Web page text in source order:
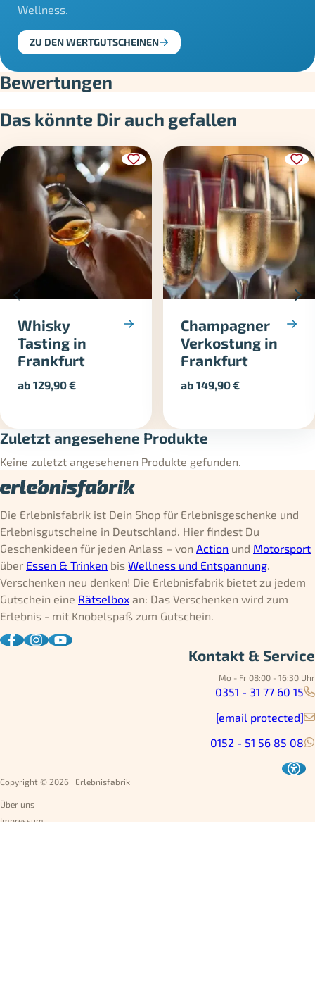
Wellness.
ZU DEN WERTGUTSCHEINEN
Bewertungen
Das könnte Dir auch gefallen
Whisky
Tasting in
Frankfurt
ab129,90€
Champagner
Verkostung in
Frankfurt
ab149,90€
Zuletzt angesehene Produkte
Keine zuletzt angesehenen Produkte gefunden.
Die Erlebnisfabrik ist Dein Shop für Erlebnisgeschenke und
Erlebnisgutscheine in Deutschland. Hier findest Du
Geschenkideen für jeden Anlass – von Action und Motorsport
über Essen & Trinken bis Wellness und Entspannung.
Verschenken neu denken! Die Erlebnisfabrik bietet zu jedem
Gutschein eine Rätselbox an: Das Verschenken wird zum
Erlebnis - mit Knobelspaß zum Gutschein.
Kontakt & Service
Mo - Fr 08:00 - 16:30 Uhr
0351 - 31 77 60 15
[email protected]
0152 - 51 56 85 08
Copyright © 2026 | Erlebnisfabrik
Über uns
Impressum